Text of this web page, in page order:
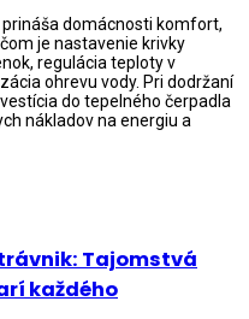
domácnosti komfort,
je nastavenie krivky
regulácia teploty v
ohrevu vody. Pri dodržaní
do tepelného čerpadla
nákladov na energiu a
Tajomstvá
každého